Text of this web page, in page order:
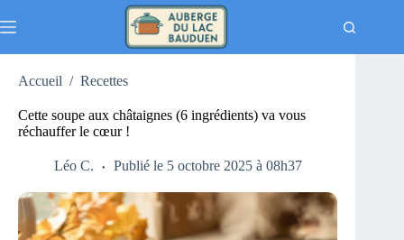
au
Accueil / Recettes
Cette soupe aux châtaignes (6 ingrédients) va vous
réchauffer le cœur !
Léo C. Publié le 5 octobre 2025 à 08h37